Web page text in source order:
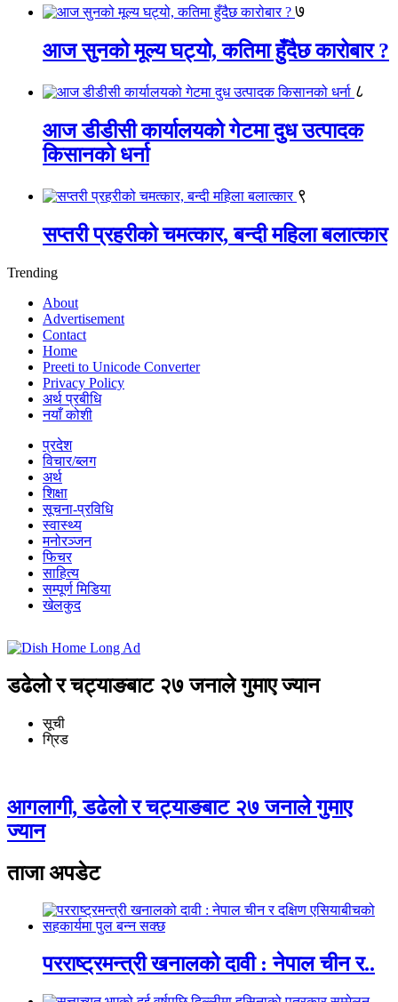
७
आज सुनको मूल्य घट्यो, कतिमा हुँदैछ कारोबार ?
८
आज डीडीसी कार्यालयको गेटमा दुध उत्पादक
किसानको धर्ना
९
सप्तरी प्रहरीको चमत्कार, बन्दी महिला बलात्कार
Trending
About
Advertisement
Contact
Home
Preeti to Unicode Converter
Privacy Policy
अर्थ प्रबीधि
नयाँ कोशी
प्रदेश
विचार/ब्लग
अर्थ
शिक्षा
सूचना-प्रविधि
स्वास्थ्य
मनोरञ्जन
फिचर
साहित्य
सम्पूर्ण मिडिया
खेलकुद
डढेलो र चट्याङबाट २७ जनाले गुमाए ज्यान
सूची
ग्रिड
आगलागी, डढेलो र चट्याङबाट २७ जनाले गुमाए
ज्यान
ताजा अपडेट
परराष्ट्रमन्त्री खनालको दावी : नेपाल चीन र..